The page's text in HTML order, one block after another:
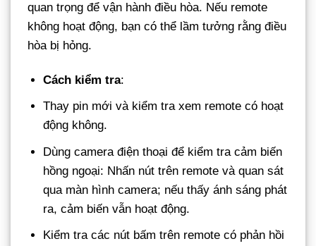
quan trọng để vận hành điều hòa. Nếu remote
không hoạt động, bạn có thể lầm tưởng rằng điều
hòa bị hỏng.
Cách kiểm tra:
Thay pin mới và kiểm tra xem remote có hoạt
động không.
Dùng camera điện thoại để kiểm tra cảm biến
hồng ngoại: Nhấn nút trên remote và quan sát
qua màn hình camera; nếu thấy ánh sáng phát
ra, cảm biến vẫn hoạt động.
Kiểm tra các nút bấm trên remote có phản hồi